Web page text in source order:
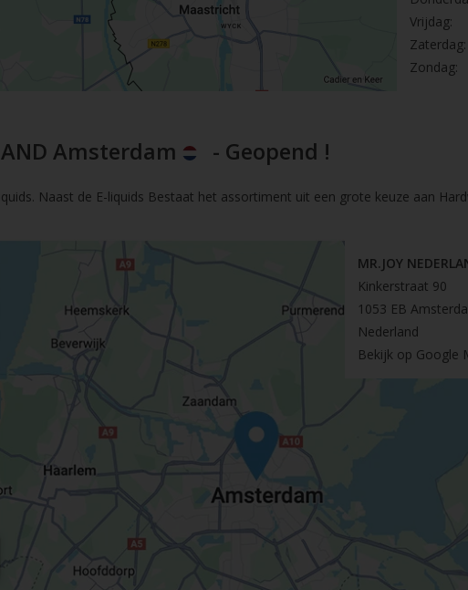
Vrijdag:
Zaterdag:
Zondag:
Amsterdam - Geopend !
Naast de E-liquids Bestaat het assortiment uit een grote keuze aan
MR.JOY
Kinkerstraat 90
1053 EB
Nederland
Bekijk op Google